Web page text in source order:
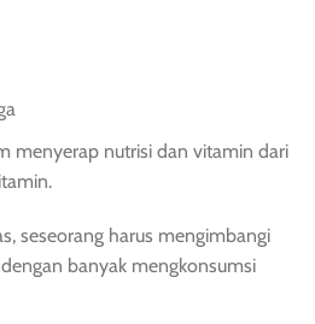
menyerap nutrisi dan vitamin dari
seseorang harus mengimbangi
banyak mengkonsumsi